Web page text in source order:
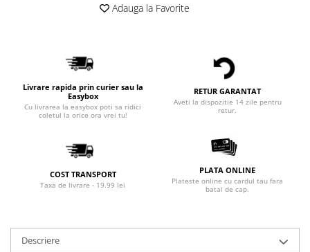
Adauga la Favorite
Livrare rapida prin curier sau la
Easybox
Cu livrarea la easybox poti sa ridici
coletul la orice ora vrei tu!
RETUR GARANTAT
Aveti la dispozitie 14 zile pentru
retur.
COST TRANSPORT
Taxa de livrare - 19.99 lei
PLATA ONLINE
Plateste online cu cardul tau fara
batai de cap.
Descriere